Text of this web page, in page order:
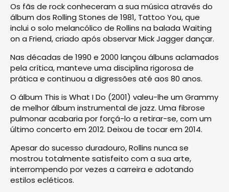
Os fãs de rock conheceram a sua música através do
álbum dos Rolling Stones de 1981, Tattoo You, que
inclui o solo melancólico de Rollins na balada Waiting
on a Friend, criado após observar Mick Jagger dançar.
Nas décadas de 1990 e 2000 lançou álbuns aclamados
pela crítica, manteve uma disciplina rigorosa de
prática e continuou a digressões até aos 80 anos.
O álbum This is What I Do (2001) valeu-lhe um Grammy
de melhor álbum instrumental de jazz. Uma fibrose
pulmonar acabaria por forçá-lo a retirar-se, com um
último concerto em 2012. Deixou de tocar em 2014.
Apesar do sucesso duradouro, Rollins nunca se
mostrou totalmente satisfeito com a sua arte,
interrompendo por vezes a carreira e adotando
estilos ecléticos.